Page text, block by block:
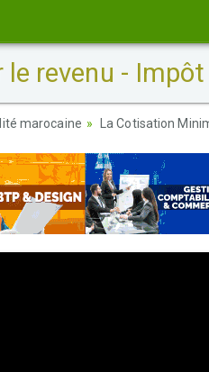
revenu -
marocaine La Cotisation